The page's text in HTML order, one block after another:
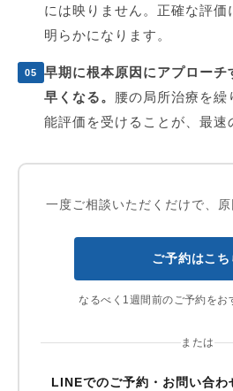
には映りません。正確な評
明らかになります。
05
早期に根本原因にアプローチ
早くなる。 腰の局所治療を繰
能評価を受けることが、最速
一度ご相談いただくだけで、
ご予約はこち
なるべく1週間前のご予約をお
または
LINEでのご予約・お問い合わ